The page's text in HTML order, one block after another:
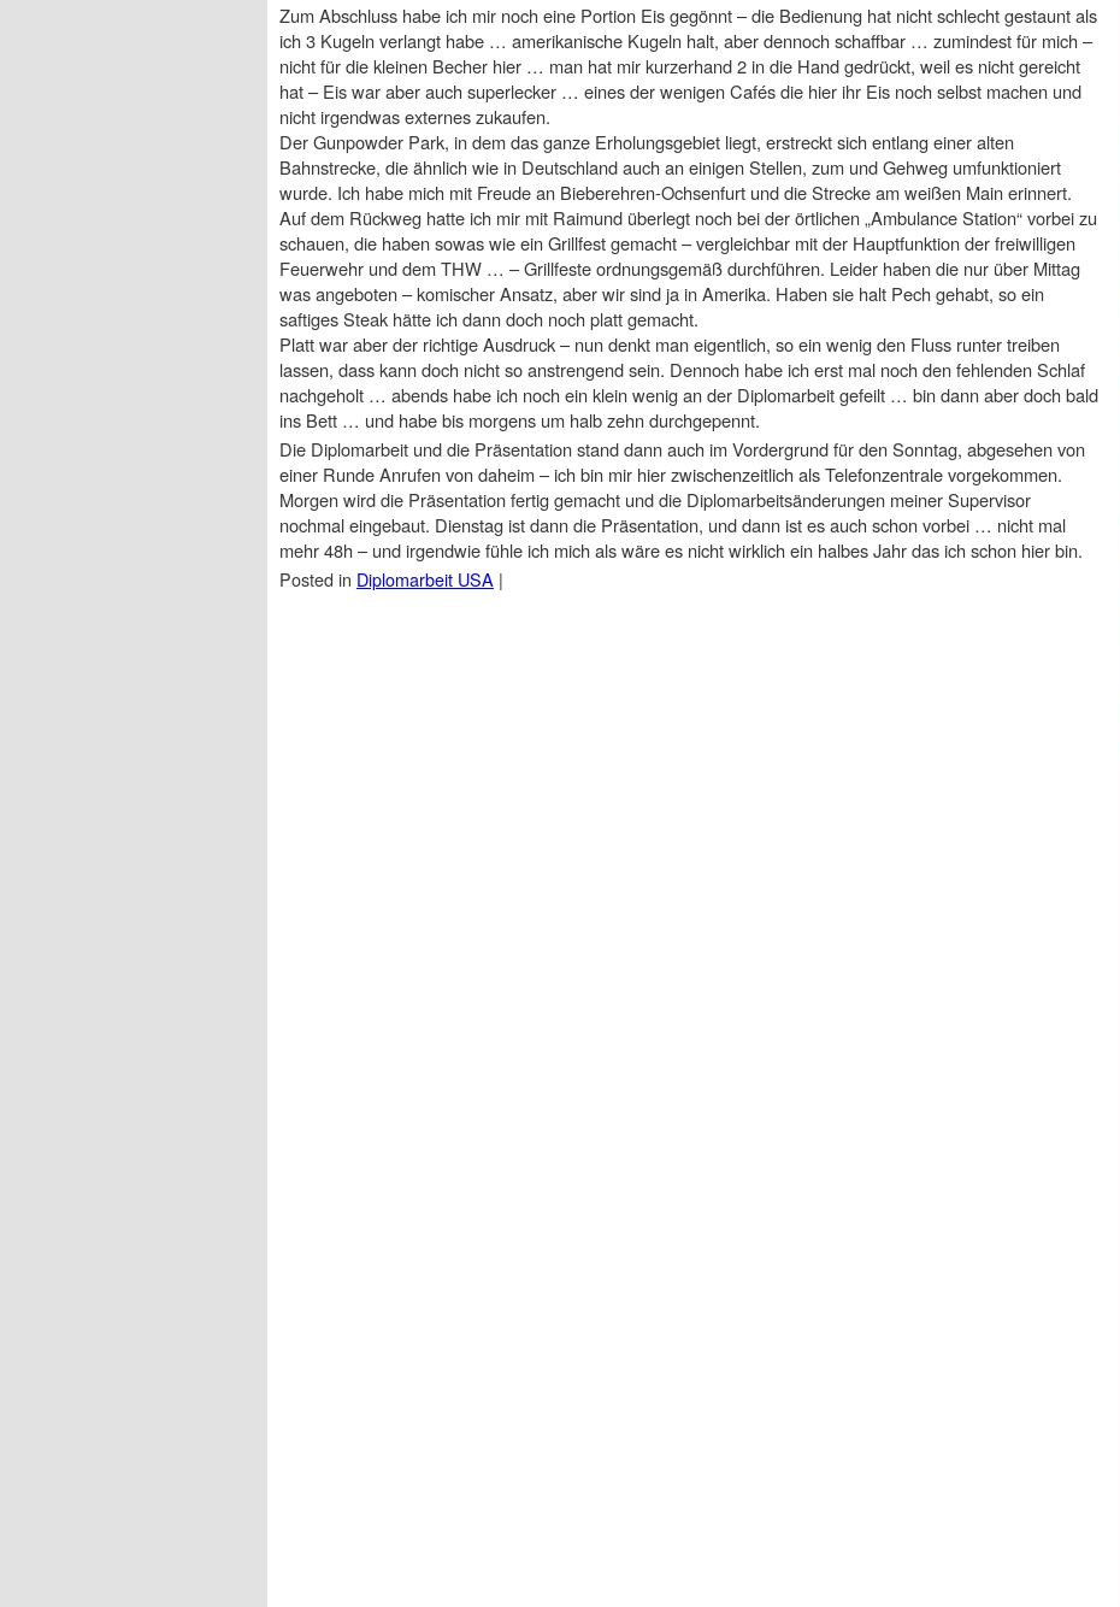
Zum Abschluss habe ich mir noch eine Portion Eis gegönnt – die Bedienung hat nicht schlecht gestaunt als
ich 3 Kugeln verlangt habe … amerikanische Kugeln halt, aber dennoch schaffbar … zumindest für mich –
nicht für die kleinen Becher hier … man hat mir kurzerhand 2 in die Hand gedrückt, weil es nicht gereicht
hat – Eis war aber auch superlecker … eines der wenigen Cafés die hier ihr Eis noch selbst machen und
nicht irgendwas externes zukaufen.
Der Gunpowder Park, in dem das ganze Erholungsgebiet liegt, erstreckt sich entlang einer alten
Bahnstrecke, die ähnlich wie in Deutschland auch an einigen Stellen, zum und Gehweg umfunktioniert
wurde. Ich habe mich mit Freude an Bieberehren-Ochsenfurt und die Strecke am weißen Main erinnert.
Auf dem Rückweg hatte ich mir mit Raimund überlegt noch bei der örtlichen „Ambulance Station“ vorbei zu
schauen, die haben sowas wie ein Grillfest gemacht – vergleichbar mit der Hauptfunktion der freiwilligen
Feuerwehr und dem THW … – Grillfeste ordnungsgemäß durchführen. Leider haben die nur über Mittag
was angeboten – komischer Ansatz, aber wir sind ja in Amerika. Haben sie halt Pech gehabt, so ein
saftiges Steak hätte ich dann doch noch platt gemacht.
Platt war aber der richtige Ausdruck – nun denkt man eigentlich, so ein wenig den Fluss runter treiben
lassen, dass kann doch nicht so anstrengend sein. Dennoch habe ich erst mal noch den fehlenden Schlaf
nachgeholt … abends habe ich noch ein klein wenig an der Diplomarbeit gefeilt … bin dann aber doch bald
ins Bett … und habe bis morgens um halb zehn durchgepennt.
Die Diplomarbeit und die Präsentation stand dann auch im Vordergrund für den Sonntag, abgesehen von
einer Runde Anrufen von daheim – ich bin mir hier zwischenzeitlich als Telefonzentrale vorgekommen.
Morgen wird die Präsentation fertig gemacht und die Diplomarbeitsänderungen meiner Supervisor
nochmal eingebaut. Dienstag ist dann die Präsentation, und dann ist es auch schon vorbei … nicht mal
mehr 48h – und irgendwie fühle ich mich als wäre es nicht wirklich ein halbes Jahr das ich schon hier bin.
Posted in Diplomarbeit USA |